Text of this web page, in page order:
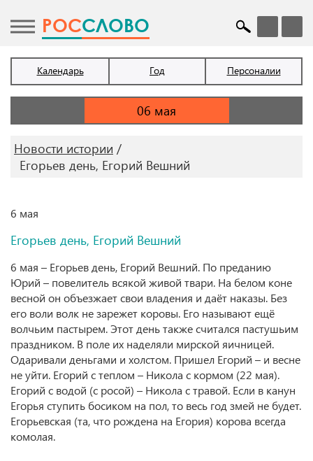
POCСЛОВО
Календарь Год Персоналии
Новости истории
Егорьев день, Егорий Вешний
6 мая
Егорьев день, Егорий Вешний
6 мая – Егорьев день, Егорий Вешний. По преданию
Юрий – повелитель всякой живой твари. На белом коне
весной он объезжает свои владения и даёт наказы. Без
его воли волк не зарежет коровы. Его называют ещё
волчьим пастырем. Этот день также считался пастушьим
праздником. В поле их наделяли мирской яичницей.
Одаривали деньгами и холстом. Пришел Егорий – и весне
не уйти. Егорий с теплом – Никола с кормом (22 мая).
Егорий с водой (с росой) – Никола с травой. Если в канун
Егорья ступить босиком на пол, то весь год змей не будет.
Егорьевская (та, что рождена на Егория) корова всегда
комолая.